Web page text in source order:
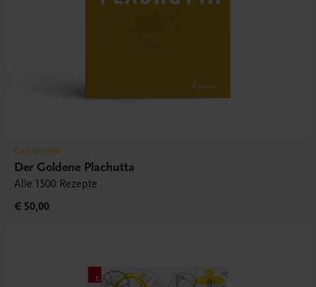
Gastronomie
Der Goldene Plachutta
Alle 1500 Rezepte
€ 50,00